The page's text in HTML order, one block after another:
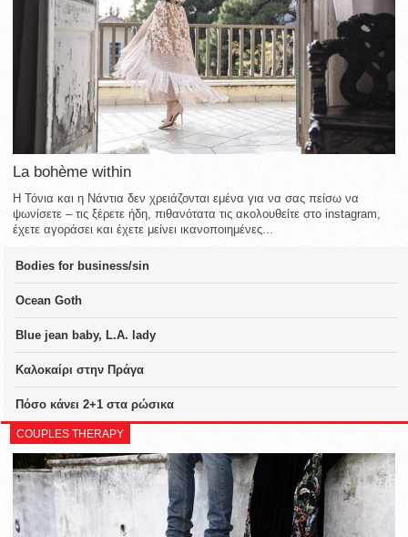
La bohème within
Η Τόνια και η Νάντια δεν χρειάζονται εμένα για να σας πείσω να
ψωνίσετε – τις ξέρετε ήδη, πιθανότατα τις ακολουθείτε στο instagram,
έχετε αγοράσει και έχετε μείνει ικανοποιημένες...
Bodies for business/sin
Ocean Goth
Blue jean baby, L.A. lady
Καλοκαίρι στην Πράγα
Πόσο κάνει 2+1 στα ρώσικα
COUPLES THERAPY